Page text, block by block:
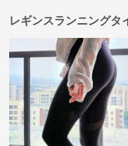
レギンスランニングタ